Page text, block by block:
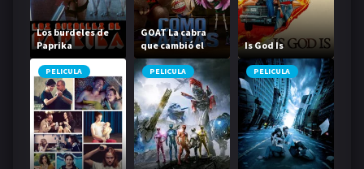
Los burdeles de
Paprika
GOAT La cabra
que cambió el
juego
Is God Is
PELICULA PELICULA PELICULA